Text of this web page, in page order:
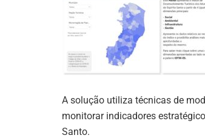
A solução utiliza técnicas de
monitorar indicadores
Santo.